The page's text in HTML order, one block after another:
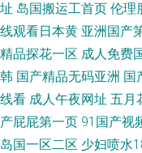
址 岛国搬运工首页 伦理
线观看日本黄 亚洲国产
精品探花一区 成人免费
韩 国产精品无码亚洲 国
线看 成人午夜网址 五月
产屁屁第一页 91国产视
岛国一区二区 少妇喷水